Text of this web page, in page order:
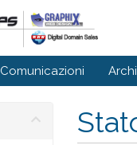
Comunicazioni